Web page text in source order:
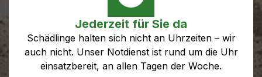
Jederzeit für Sie da
Schädlinge halten sich nicht an Uhrzeiten – wir
auch nicht. Unser Notdienst ist rund um die Uhr
einsatzbereit, an allen Tagen der Woche.